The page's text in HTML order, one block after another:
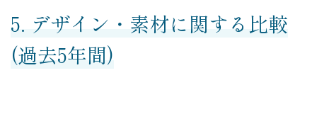
5. デザイン・素材に関する比較
(過去5年間)